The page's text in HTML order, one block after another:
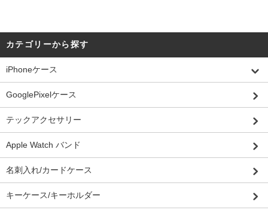
カテゴリーから探す
iPhoneケース
GooglePixelケース
テックアクセサリー
Apple Watch バンド
名刺入れ/カードケース
キーケース/キーホルダー